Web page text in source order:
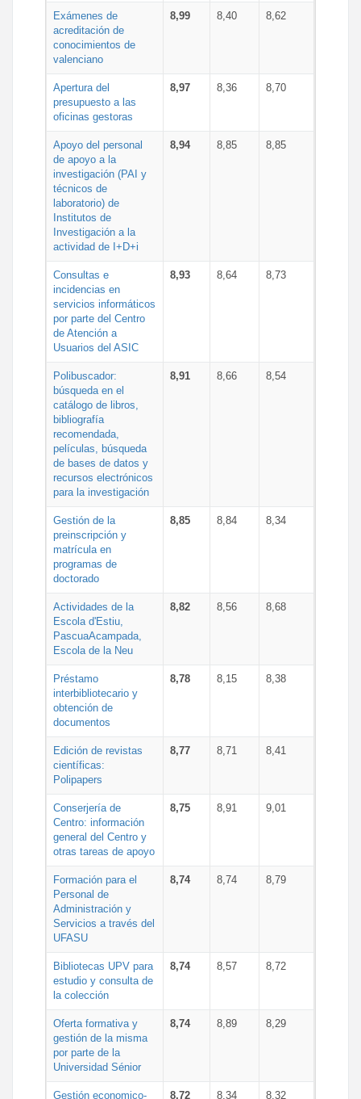
Exámenes de
acreditación de
conocimientos de
valenciano
8,99 8,40 8,62
Apertura del
presupuesto a las
oficinas gestoras
8,97 8,36 8,70
Apoyo del personal
de apoyo a la
investigación (PAI y
técnicos de
laboratorio) de
Institutos de
Investigación a la
actividad de I+D+i
8,94 8,85 8,85
Consultas e
incidencias en
servicios informáticos
por parte del Centro
de Atención a
Usuarios del ASIC
8,93 8,64 8,73
Polibuscador:
búsqueda en el
catálogo de libros,
bibliografía
recomendada,
películas, búsqueda
de bases de datos y
recursos electrónicos
para la investigación
8,91 8,66 8,54
Gestión de la
preinscripción y
matrícula en
programas de
doctorado
8,85 8,84 8,34
Actividades de la
Escola d'Estiu,
PascuaAcampada,
Escola de la Neu
8,82 8,56 8,68
Préstamo
interbibliotecario y
obtención de
documentos
8,78 8,15 8,38
Edición de revistas
científicas:
Polipapers
8,77 8,71 8,41
Conserjería de
Centro: información
general del Centro y
otras tareas de apoyo
8,75 8,91 9,01
Formación para el
Personal de
Administración y
Servicios a través del
UFASU
8,74 8,74 8,79
Bibliotecas UPV para
estudio y consulta de
la colección
8,74 8,57 8,72
Oferta formativa y
gestión de la misma
por parte de la
Universidad Sénior
8,74 8,89 8,29
Gestión economico- 8,72 8,34 8,32